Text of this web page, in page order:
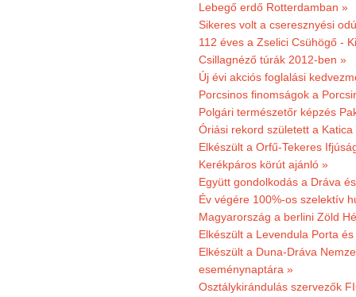
Lebegő erdő Rotterdamban »
Sikeres volt a cseresznyési
112 éves a Zselici Csühögő -
Csillagnéző túrák 2012-ben »
Új évi akciós foglalási
Porcsinos finomságok a
Polgári természetőr képzés
Óriási rekord született a Katica
Elkészült a Orfű-Tekeres
Kerékpáros körút ajánló »
Együtt gondolkodás a Dráva
Év végére 100%-os szelektív
Magyarország a berlini Zöld
Elkészült a Levendula Porta
Elkészült a Duna-Dráva
eseménynaptára »
Osztálykirándulás szervezők